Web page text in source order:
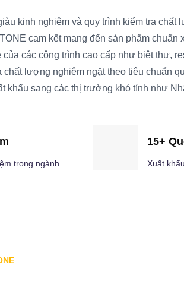
kinh nghiệm và quy trình kiểm tra chất
cam kết mang đến sản phẩm chuẩn
các công trình cao cấp như biệt thự,
chất lượng nghiêm ngặt theo tiêu chuẩn
khẩu sang các thị trường khó tính như
trong ngành
15+
Xuất khẩu